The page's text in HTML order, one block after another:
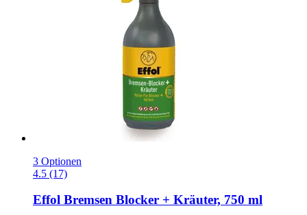
3 Optionen
4.5 (17)
Effol Bremsen Blocker + Kräuter, 750 ml